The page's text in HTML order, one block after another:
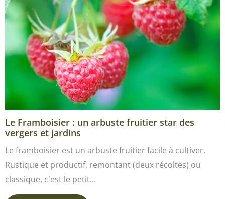
Le Framboisier : un arbuste fruitier star des
vergers et jardins
Le framboisier est un arbuste fruitier facile à cultiver.
Rustique et productif, remontant (deux récoltes) ou
classique, c'est le petit…